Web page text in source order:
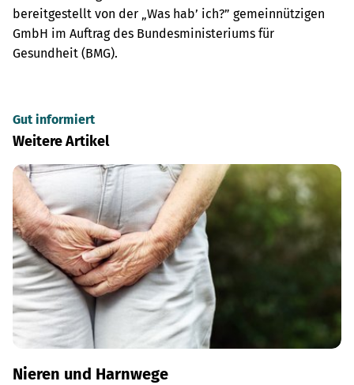
bereitgestellt von der „Was hab’ ich?” gemeinnützigen
GmbH im Auftrag des Bundesministeriums für
Gesundheit (BMG).
Gut informiert
Weitere Artikel
Nieren und Harnwege